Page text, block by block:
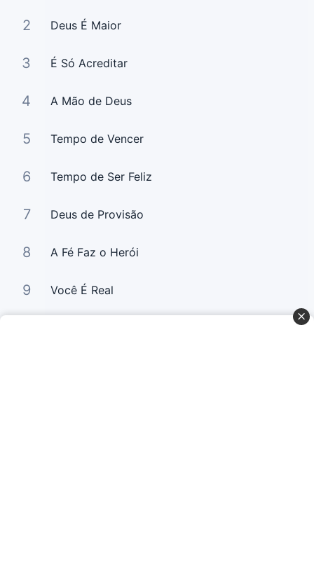
2 Deus É Maior
3 É Só Acreditar
4 A Mão de Deus
5 Tempo de Vencer
6 Tempo de Ser Feliz
7 Deus de Provisão
8 A Fé Faz o Herói
9 Você É Real